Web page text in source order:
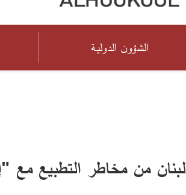
الشؤون الدولية
من مخاطر التطبيع مع